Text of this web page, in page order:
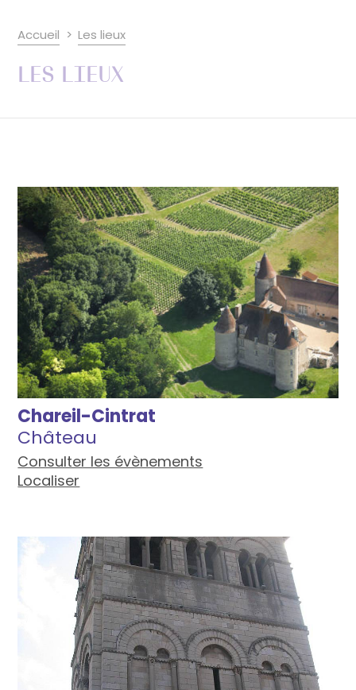
Accueil Les lieux
Les lieux
Chareil-Cintrat
Château
Consulter les évènements
Localiser